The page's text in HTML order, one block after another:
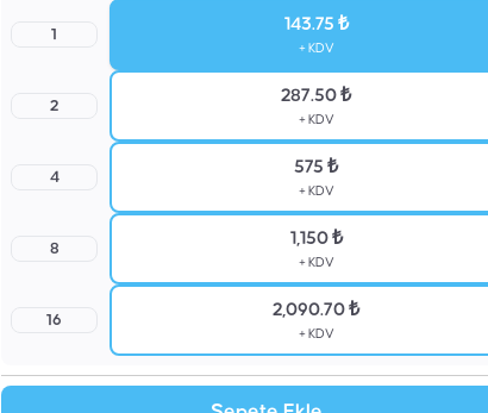
1
143.75 ₺
+ KDV
2
287.50 ₺
+ KDV
4
575 ₺
+ KDV
8
1,150 ₺
+ KDV
16
2,090.70 ₺
+ KDV